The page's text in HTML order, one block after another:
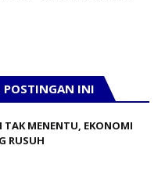
INI
MENENTU, EKONOMI
RUSUH